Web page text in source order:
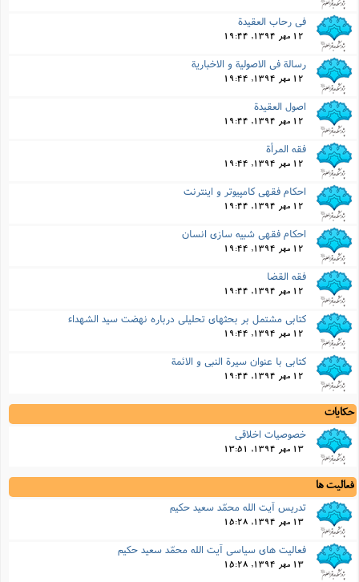
فى رحاب العقیدة
12 مهر 1394, 19:44
رسالة فى الاصولیة و الاخباریة
12 مهر 1394, 19:44
اصول العقیدة
12 مهر 1394, 19:44
فقه المرأة
12 مهر 1394, 19:44
احکام فقهى کامپیوتر و اینترنت
12 مهر 1394, 19:44
احکام فقهى شبیه سازى انسان
12 مهر 1394, 19:44
فقه القضا
12 مهر 1394, 19:44
کتابى مشتمل بر بحثهاى تحلیلى درباره نهضت سید الشهداء
12 مهر 1394, 19:44
کتابى با عنوان سیرة النبى و الائمة
12 مهر 1394, 19:44
حکایات
خصوصیات اخلاقى
13 مهر 1394, 13:51
فعالیت ها
تدریس آیت الله محمّد سعید حکیم
13 مهر 1394, 15:28
فعالیت های سیاسی آیت الله محمّد سعید حکیم
13 مهر 1394, 15:28